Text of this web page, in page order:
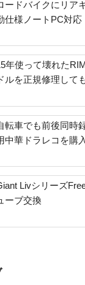
ードバイクにリア
仕様ノートPC対応
年使って壊れた
ルを正規修理して
転車でも前後同時
中華ドラレコを購
Livシリーズ
ーブ交換